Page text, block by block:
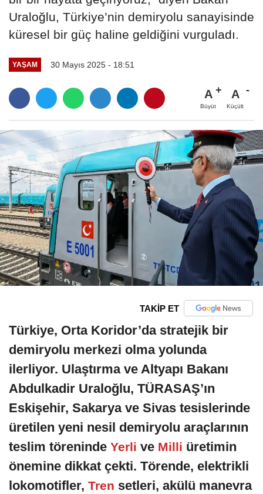
Uraloğlu, Türkiye’nin demiryolu sanayisinde
küresel bir güç haline geldiğini vurguladı.
YAŞAM 30 Mayıs 2025 - 18:51
A
Büyüt
A
Küçült
TAKİP ET
Türkiye, Orta Koridor’da stratejik bir
demiryolu merkezi olma yolunda
ilerliyor. Ulaştırma ve Altyapı Bakanı
Abdulkadir Uraloğlu, TÜRASAŞ’ın
Eskişehir, Sakarya ve Sivas tesislerinde
üretilen yeni nesil demiryolu araçlarının
teslim töreninde Yerli ve Milli üretimin
önemine dikkat çekti. Törende, elektrikli
lokomotifler, Tren setleri, akülü manevra